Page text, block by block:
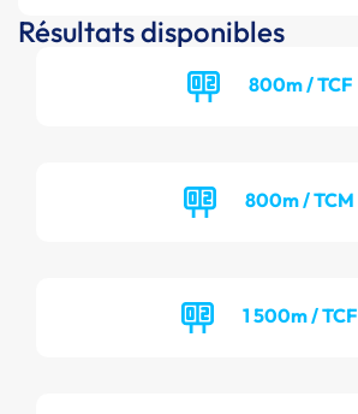
Résultats disponibles
800m / TCF
800m / TCM
1 500m / TCF